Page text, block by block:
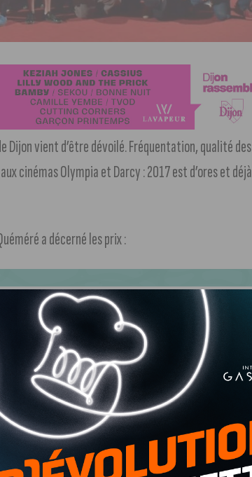
Dijon vient d’être dévoilé. Fréquentation, qualité des
cinémas Olympia et Darcy : 2017 est d’ores et déjà
a décerné les prix :
D’AVENTURE
Epic (Allemagne-Autriche)
Epic (Allemagne-Autriche)